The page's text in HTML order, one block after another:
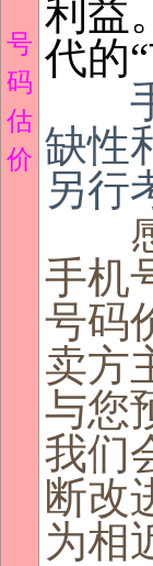
号
码
估
价
利益
代的
手
缺性
另行
感
手机
号码
卖方
与您
我们
断改
为相